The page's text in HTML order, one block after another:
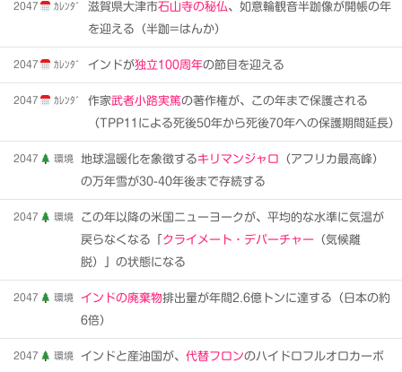
2047 ｶﾚﾝﾀﾞ 滋賀県大津市石山寺の秘仏、如意輪観音半跏像が開帳の年
を迎える（半跏=はんか）
2047 ｶﾚﾝﾀﾞ インドが独立100周年の節目を迎える
2047 ｶﾚﾝﾀﾞ 作家武者小路実篤の著作権が、この年まで保護される
（TPP11による死後50年から死後70年への保護期間延長）
2047 環境 地球温暖化を象徴するキリマンジャロ （アフリカ最高峰）
の万年雪が30-40年後まで存続する
2047 環境
この年以降の米国ニューヨークが、平均的な水準に気温が
戻らなくなる「 クライメート・デパーチャー （気候離
脱）」の状態になる
2047 環境 インドの廃棄物排出量が年間2.6億トンに達する（日本の約
6倍）
2047 環境 インドと産油国が、 代替フロンのハイドロフルオロカーボ